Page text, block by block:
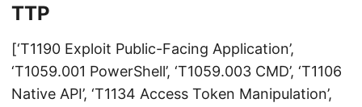
TTP
[‘T1190 Exploit Public-Facing Application’,
‘T1059.001 PowerShell’, ‘T1059.003 CMD’, ‘T1106
Native API’, ‘T1134 Access Token Manipulation’,